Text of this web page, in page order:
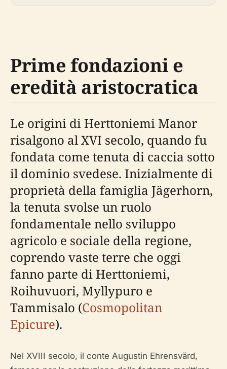
Prime fondazioni e
eredità aristocratica
Le origini di Herttoniemi Manor
risalgono al XVI secolo, quando fu
fondata come tenuta di caccia sotto
il dominio svedese. Inizialmente di
proprietà della famiglia Jägerhorn,
la tenuta svolse un ruolo
fondamentale nello sviluppo
agricolo e sociale della regione,
coprendo vaste terre che oggi
fanno parte di Herttoniemi,
Roihuvuori, Myllypuro e
Tammisalo (Cosmopolitan
Epicure).
Nel XVIII secolo, il conte Augustin Ehrensvärd,